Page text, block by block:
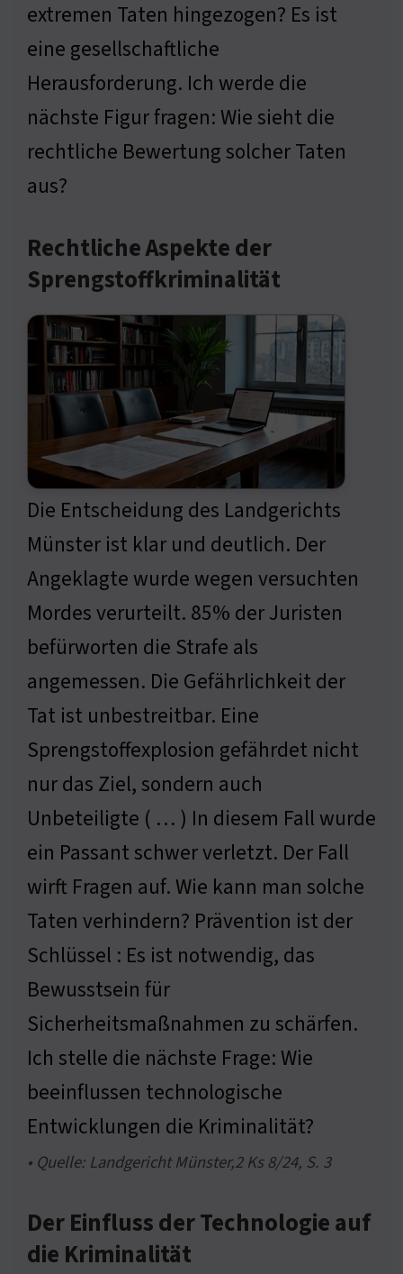
extremen Taten hingezogen? Es ist
eine gesellschaftliche
Herausforderung. Ich werde die
nächste Figur fragen: Wie sieht die
rechtliche Bewertung solcher Taten
aus?
Rechtliche Aspekte der
Sprengstoffkriminalität
Die Entscheidung des Landgerichts
Münster ist klar und deutlich. Der
Angeklagte wurde wegen versuchten
Mordes verurteilt. 85% der Juristen
befürworten die Strafe als
angemessen. Die Gefährlichkeit der
Tat ist unbestreitbar. Eine
Sprengstoffexplosion gefährdet nicht
nur das Ziel, sondern auch
Unbeteiligte ( … ) In diesem Fall wurde
ein Passant schwer verletzt. Der Fall
wirft Fragen auf. Wie kann man solche
Taten verhindern? Prävention ist der
Schlüssel : Es ist notwendig, das
Bewusstsein für
Sicherheitsmaßnahmen zu schärfen.
Ich stelle die nächste Frage: Wie
beeinflussen technologische
Entwicklungen die Kriminalität?
• Quelle: Landgericht Münster,2 Ks 8/24, S. 3
Der Einfluss der Technologie auf
die Kriminalität